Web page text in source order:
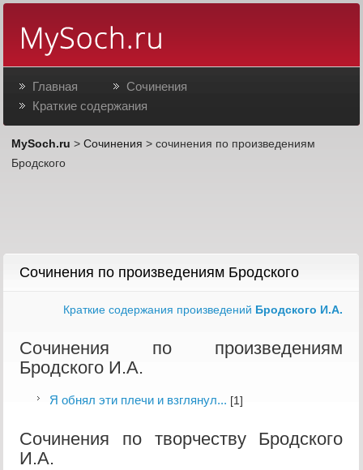
Главная
Сочинения
Краткие содержания
MySoch.ru >Сочинения > сочинения по произведениям
Бродского
Сочинения по произведениям Бродского
Краткие содержания произведений Бродского И.А.
Сочинения по произведениям
Бродского И.А.
Я обнял эти плечи и взглянул... [1]
Сочинения по творчеству Бродского
И.А.